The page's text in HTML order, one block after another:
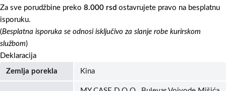
Za sve porudžbine preko 8.000 rsd ostavrujete pravo na besplatnu
isporuku.
(Besplatna isporuka se odnosi isključivo za slanje robe kurirskom
službom)
Deklaracija
Zemlja porekla Kina